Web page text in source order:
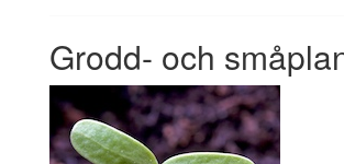
Grodd- och